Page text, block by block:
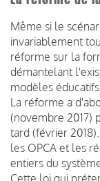
Même si le
invariablement
réforme sur la
démantelant
modèles
La réforme a
(novembre 2017)
tard (février
les OPCA et les
entiers du
Cette loi qui